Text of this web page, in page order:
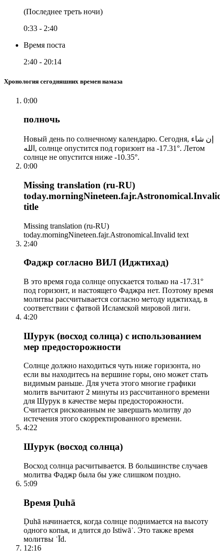
(Последнее треть ночи)
0:33 - 2:40
Время поста
2:40 - 20:14
Хронология сегодняшних времен намаза
0:00
полночь
Новый день по солнечному календарю. Сегодня, إن شاء
الله, солнце опустится под горизонт на -17.31°. Летом
солнце не опустится ниже -10.35°.
0:00
Missing translation (ru-RU)
title
Missing translation (ru-RU)
today.morningNineteen.fajr.Astronomical.Invalid text
2:40
Фаджр согласно ВИЛ (Иджтихад)
В это время года солнце опускается только на -17.31°
под горизонт, и настоящего Фаджра нет. Поэтому время
молитвы рассчитывается согласно методу иджтихад, в
соответствии с фатвой Исламской мировой лиги.
4:20
Шурук (восход солнца) с использованием
мер предосторожности
Солнце должно находиться чуть ниже горизонта, но
если вы находитесь на вершине горы, оно может стать
видимым раньше. Для учета этого многие графики
молитв вычитают 2 минуты из рассчитанного времени
для Шурук в качестве меры предосторожности.
Считается рискованным не завершать молитву до
истечения этого скорректированного времени.
4:22
Шурук (восход солнца)
Восход солнца расчитывается. В большинстве случаев
молитва Фаджр была бы уже слишком поздно.
5:09
Время Ḍuhā
Ḍuhā начинается, когда солнце поднимается на высоту
одного копья, и длится до Istiwāʾ. Это также время
молитвы ʿĪd.
12:16